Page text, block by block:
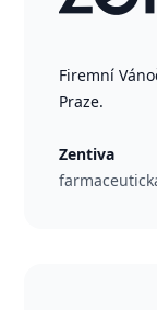
Firemní
Praze.
Zentiva